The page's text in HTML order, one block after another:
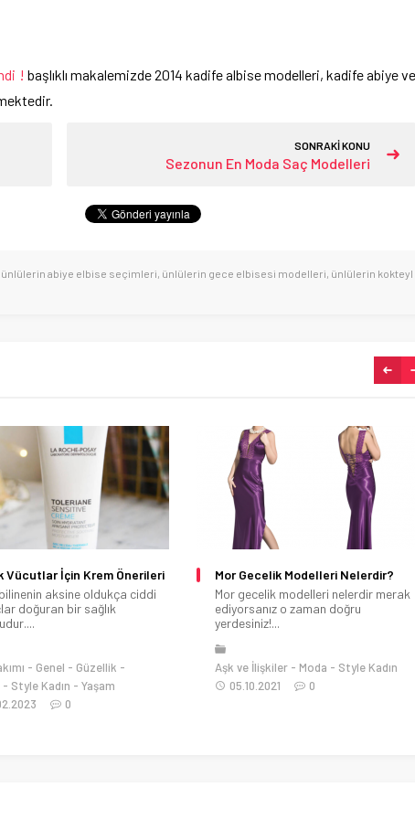
! başlıklı makalemizde 2014 kadife albise modelleri, kadife abiye
SONRAKİ KONU
Sezonun En Moda Saç Modelleri
ünlülerin abiye elbise seçimleri, ünlülerin gece elbisesi modelleri, ünlülerin kokteyl
Modelleri Nelerdir?
modelleri nelerdir merak
o zaman doğru
İlişkiler Moda
Style Kadın
0
Kadın Sandalet Modelleri
Kadın sandalet modelleri nedir
merak ediyorsanız o zaman doğru
yerdesiniz!...
Diyet Genel Moda
Style Kadın
Trendler